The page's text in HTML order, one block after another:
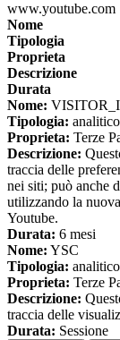
www.youtube.com
Nome
Tipologia
Proprieta
Descrizione
Durata
Nome:
Tipologia: analitico
Proprieta: Terze
Descrizione:
traccia delle
nei siti; può anche
utilizzando la
Youtube.
Durata: 6 mesi
Nome: YSC
Tipologia: analitico
Proprieta: Terze
Descrizione:
traccia delle
Durata: Sessione